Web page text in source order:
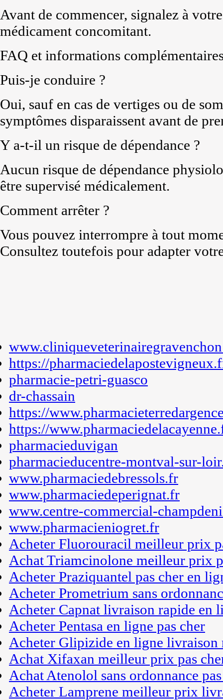
Avant de commencer, signalez à
médicament concomitant.
FAQ et informations
Puis-je conduire ?
Oui, sauf en cas de vertiges ou de
symptômes disparaissent avant de
Y a-t-il un risque de dépendance ?
Aucun risque de dépendance
être supervisé médicalement.
Comment arrêter ?
Vous pouvez interrompre à tout
Consultez toutefois pour adapter
https://
pharmacie-petri-guasco
dr-chassain
https://
https://
pharmacieduvigan
pharmacieducentre-montval-sur-
www.pharmaciedebressols.fr
www.pharmaciedeperignat.fr
www.centre-commercial-
www.pharmacieniogret.fr
Acheter Fluorouracil meilleur prix
Achat Triamcinolone meilleur prix
Acheter Praziquantel pas cher en
Acheter Prometrium sans
Acheter Capnat livraison rapide en
Acheter Pentasa en ligne pas cher
Acheter Glipizide en ligne livraison
Achat Xifaxan meilleur prix pas
Achat Atenolol sans ordonnance
Acheter Lamprene meilleur prix